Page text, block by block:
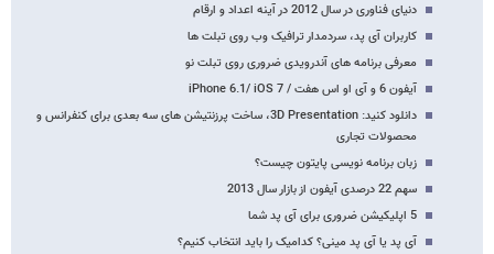
دنیای فناوری در سال 2012 در آینه اعداد و ارقام
کاربران آی پد، سردمدار ترافیک وب روی تبلت ها
معرفی برنامه های آندرویدی ضروری روی تبلت نو
آیفون 6 و آی او اس هفت / iPhone 6.1/ iOS 7
دانلود کنید: 3D Presentation، ساخت پرزنتیشن های سه بعدی برای کنفرانس و
محصولات تجاری
زبان برنامه نویسی پایتون چیست؟
سهم 22 درصدی آیفون از بازار سال 2013
5 اپلیکیشن ضروری برای آی پد شما
آی پد یا آی پد مینی؟ کدامیک را باید انتخاب کنیم؟